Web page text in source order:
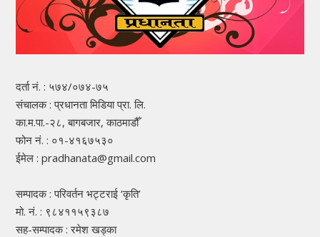
दर्ता नं. : ५७४/०७४-७५
संचालक : प्रधानता मिडिया प्रा. लि.
का.म.पा.-२८, बागबजार, काठमाडौँ
फोन नं. : ०१-४१६७५३०
ईमेल : pradhanata@gmail.com
सम्पादक : परिवर्तन भट्टराई ‘कृति’
मो. नं. : ९८४११५९३८७
सह-सम्पादक : रमेश खड्का